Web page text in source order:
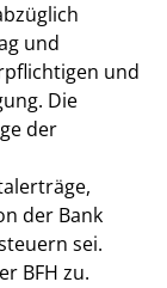
und
und
Die
der
der Bank
sei.
BFH zu.